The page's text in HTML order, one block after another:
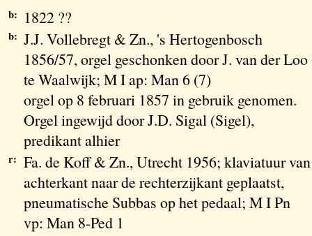
b: 1822 ??
b: J.J. Vollebregt & Zn., 's Hertogenbosch
1856/57, orgel geschonken door J. van der Loo
te Waalwijk; M I ap: Man 6 (7)
orgel op 8 februari 1857 in gebruik genomen.
Orgel ingewijd door J.D. Sigal (Sigel),
predikant alhier
r: Fa. de Koff & Zn., Utrecht 1956; klaviatuur van
achterkant naar de rechterzijkant geplaatst,
pneumatische Subbas op het pedaal; M I Pn
vp: Man 8-Ped 1